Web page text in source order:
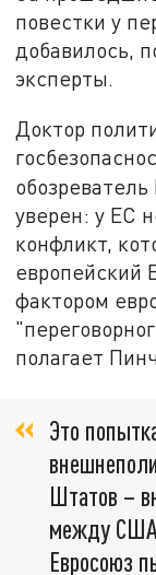
повестки у
добавилось,
эксперты.
Доктор
уверен: у ЕС
конфликт,
европейский
фактором
полагает
Это
Штатов –
между США
Евросоюз